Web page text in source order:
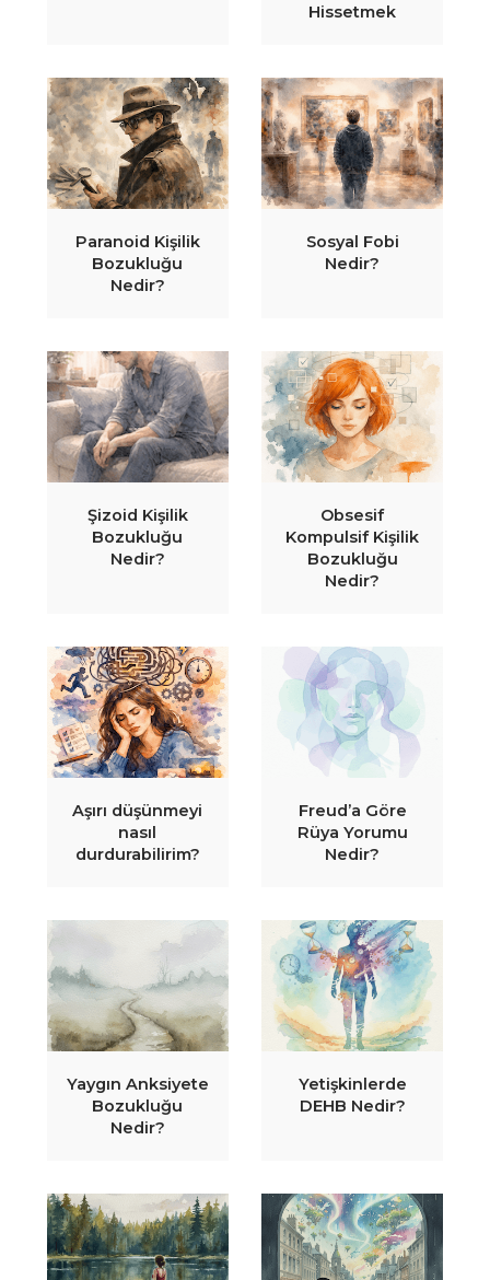
Hissetmek
Paranoid Kişilik
Bozukluğu
Nedir?
Sosyal Fobi
Nedir?
Şizoid Kişilik
Bozukluğu
Nedir?
Obsesif
Kompulsif Kişilik
Bozukluğu
Nedir?
Aşırı düşünmeyi
nasıl
durdurabilirim?
Freud’a Göre
Rüya Yorumu
Nedir?
Yaygın Anksiyete
Bozukluğu
Nedir?
Yetişkinlerde
DEHB Nedir?